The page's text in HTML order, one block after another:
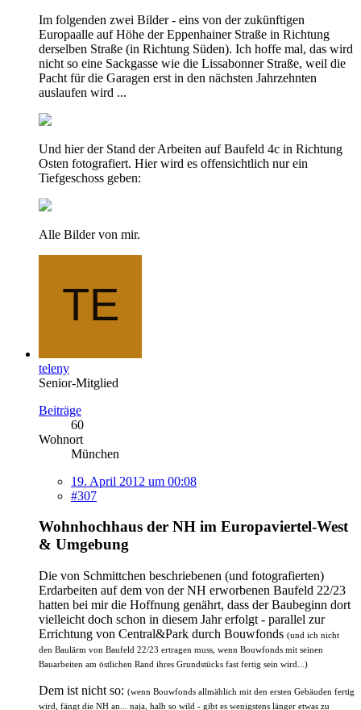
Im folgenden zwei Bilder - eins von der zukünftigen
Europaalle auf Höhe der Eppenhainer Straße in Richtung
derselben Straße (in Richtung Süden). Ich hoffe mal, das wird
nicht so eine Sackgasse wie die Lissabonner Straße, weil die
Pacht für die Garagen erst in den nächsten Jahrzehnten
auslaufen wird ...
Und hier der Stand der Arbeiten auf Baufeld 4c in Richtung
Osten fotografiert. Hier wird es offensichtlich nur ein
Tiefgeschoss geben:
Alle Bilder von mir.
teleny
Senior-Mitglied
Beiträge
60
Wohnort
München
19. April 2012 um 00:08
#307
Wohnhochhaus der NH im Europaviertel-West
& Umgebung
Die von Schmittchen beschriebenen (und fotografierten)
Erdarbeiten auf dem von der NH erworbenen Baufeld 22/23
hatten bei mir die Hoffnung genährt, dass der Baubeginn dort
vielleicht doch schon in diesem Jahr erfolgt - parallel zur
Errichtung von Central&Park durch Bouwfonds (und ich nicht
den Baulärm von Baufeld 22/23 ertragen muss, wenn Bouwfonds mit seinen
Bauarbeiten am östlichen Rand ihres Grundstücks fast fertig sein wird...)
Dem ist nicht so: (wenn Bouwfonds allmählich mit den ersten Gebäuden fertig
wird, fängt die NH an... naja, halb so wild - gibt es wenigstens länger etwas zu